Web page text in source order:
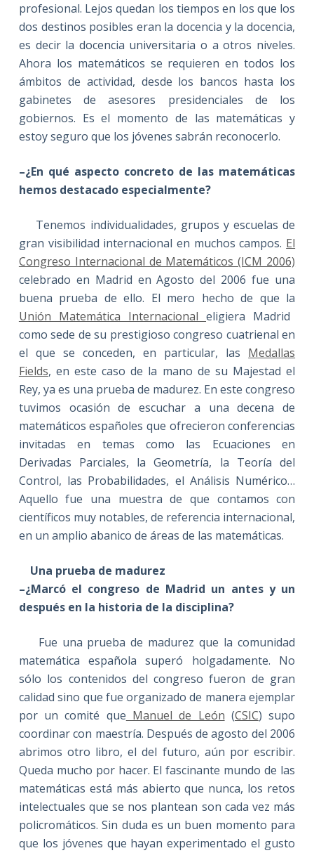
profesional. Lejos quedan los tiempos en los que los
dos destinos posibles eran la docencia y la docencia,
es decir la docencia universitaria o a otros niveles.
Ahora los matemáticos se requieren en todos los
ámbitos de actividad, desde los bancos hasta los
gabinetes de asesores presidenciales de los
gobiernos. Es el momento de las matemáticas y
estoy seguro que los jóvenes sabrán reconocerlo.
–¿En qué aspecto concreto de las matemáticas
hemos destacado especialmente?
Tenemos individualidades, grupos y escuelas de
gran visibilidad internacional en muchos campos. El
Congreso Internacional de Matemáticos (ICM 2006)
celebrado en Madrid en Agosto del 2006 fue una
buena prueba de ello. El mero hecho de que la
Unión Matemática Internacionaleligiera Madrid
como sede de su prestigioso congreso cuatrienal en
el que se conceden, en particular, las Medallas
Fields, en este caso de la mano de su Majestad el
Rey, ya es una prueba de madurez. En este congreso
tuvimos ocasión de escuchar a una decena de
matemáticos españoles que ofrecieron conferencias
invitadas en temas como las Ecuaciones en
Derivadas Parciales, la Geometría, la Teoría del
Control, las Probabilidades, el Análisis Numérico…
Aquello fue una muestra de que contamos con
científicos muy notables, de referencia internacional,
en un amplio abanico de áreas de las matemáticas.
Una prueba de madurez
–¿Marcó el congreso de Madrid un antes y un
después en la historia de la disciplina?
Fue una prueba de madurez que la comunidad
matemática española superó holgadamente. No
sólo los contenidos del congreso fueron de gran
calidad sino que fue organizado de manera ejemplar
por un comité que Manuel de León (CSIC) supo
coordinar con maestría. Después de agosto del 2006
abrimos otro libro, el del futuro, aún por escribir.
Queda mucho por hacer. El fascinante mundo de las
matemáticas está más abierto que nunca, los retos
intelectuales que se nos plantean son cada vez más
policromáticos. Sin duda es un buen momento para
que los jóvenes que hayan experimentado el gusto